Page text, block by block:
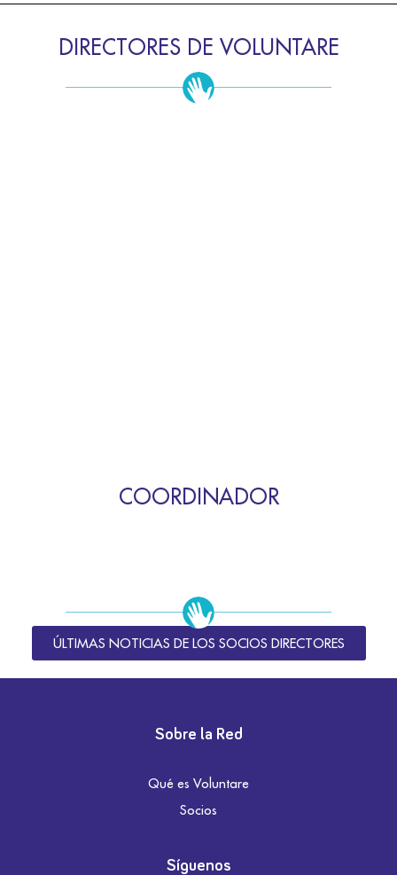
DIRECTORES DE VOLUNTARE
COORDINADOR
ÚLTIMAS NOTICIAS DE LOS SOCIOS DIRECTORES
Sobre la Red
Qué es Voluntare
Socios
Síguenos